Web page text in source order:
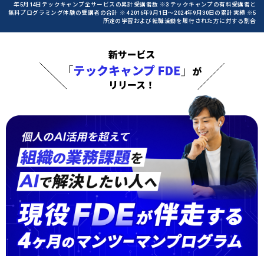
年5月14日テックキャンプ全サービスの累計受講者数 ※3 テックキャンプの有料受講者と
無料プログラミング体験の受講者の合計 ※4 2016年9月1日〜2024年9月30日の累計実績 ※5
所定の学習および転職活動を履行された方に対する割合